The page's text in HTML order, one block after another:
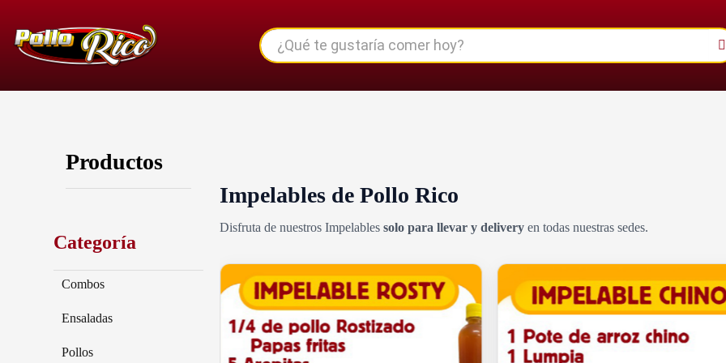
Productos
Categoría
Combos
Ensaladas
Pollos
Impelables de Pollo Rico
Disfruta de nuestros Impelables solo para llevar y delivery en todas nuestras sedes.